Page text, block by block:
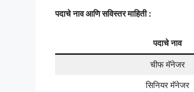
पदाचे नाव आणि सविस्तर माहिती :
पदाचे नाव
चीफ मॅनेजर
सिनियर मॅनेजर